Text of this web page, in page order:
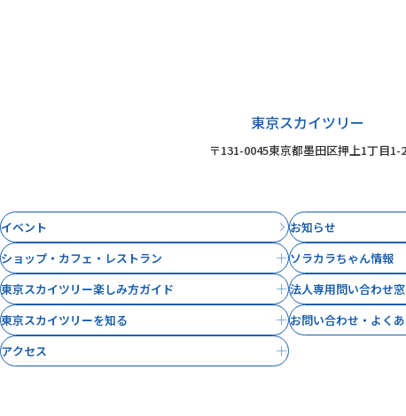
東京スカイツリー
〒131-0045東京都墨田区押上1丁目1-2
イベント
ショップ・カフェ・レストラン
東京スカイツリー楽しみ方ガイド
東京スカイツリーを知る
アクセス
お知らせ
ソラカラちゃん情報
法人専用問い合わせ
お問い合わせ・よく